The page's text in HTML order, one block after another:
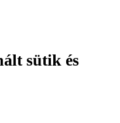
sütik és